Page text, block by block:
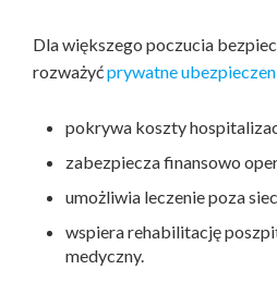
Dla większego poczucia
rozważyćprywatne
pokrywa koszty
zabezpiecza finansowo
umożliwia leczenie poza
wspiera rehabilitację
medyczny.